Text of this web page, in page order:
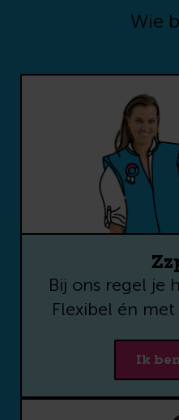
Wie
Bij ons regel je
Flexibel én
Ik